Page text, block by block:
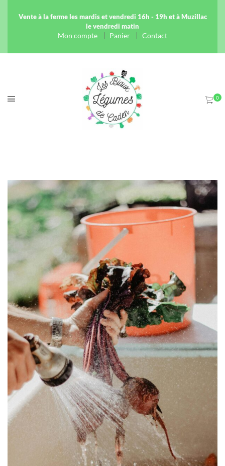
Vente à la ferme les mardis et vendredi 16h - 19h et à Muzillac
le vendredi matin
Mon compte Panier Contact